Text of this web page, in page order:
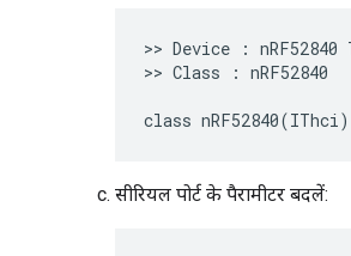
>> Device : nRF52840
>> Class : nRF52840
सीरियल पोर्ट के पैरामीटर बदलें: